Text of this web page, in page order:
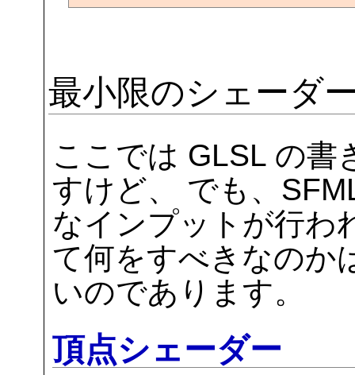
最小限のシェーダ
ここでは GLSL の書
すけど、 でも、
なインプットが行わ
て何をすべきなのか
いのであります。
頂点シェーダー